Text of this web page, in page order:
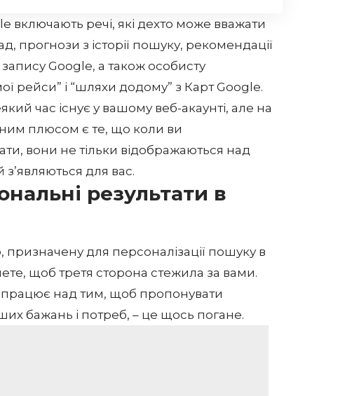
включають речі, які дехто може вважати
прогнози з історії пошуку, рекомендації
Google, а також особисту
рейси” і “шляхи додому” з Карт Google.
час існує у вашому веб-акаунті, але на
плюсом є те, що коли ви
вони не тільки відображаються над
для вас.
результати в
для персоналізації пошуку в
щоб третя сторона стежила за вами.
працює над тим, щоб пропонувати
бажань і потреб, – це щось погане.